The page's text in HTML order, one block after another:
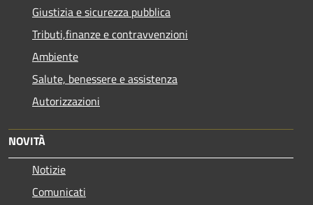
Giustizia e sicurezza pubblica
Tributi,finanze e contravvenzioni
Ambiente
Salute, benessere e assistenza
Autorizzazioni
NOVITÀ
Notizie
Comunicati